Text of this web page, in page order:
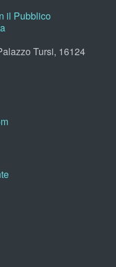
il Pubblico
Tursi, 16124